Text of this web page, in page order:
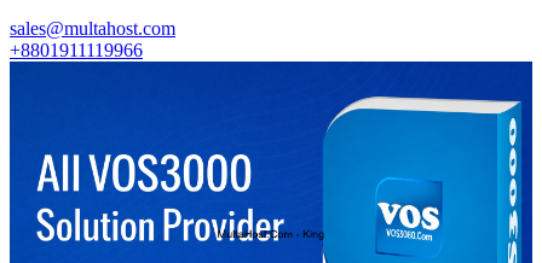
sales@multahost.com
+8801911119966